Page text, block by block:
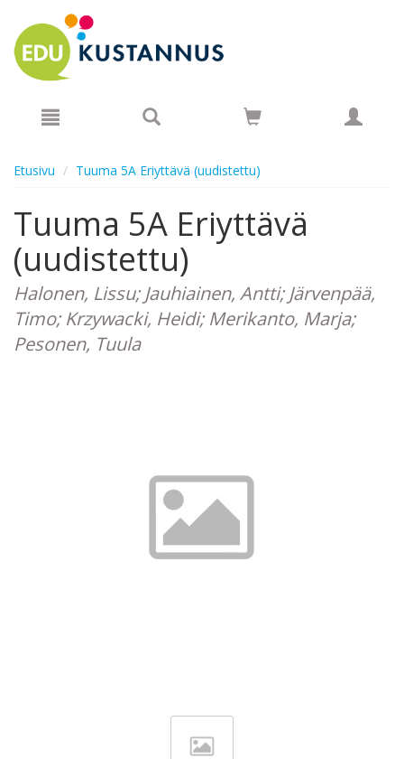
Etusivu Tuuma 5A Eriyttävä (uudistettu)
Tuuma 5A Eriyttävä
(uudistettu)
Halonen, Lissu; Jauhiainen, Antti; Järvenpää,
Timo; Krzywacki, Heidi; Merikanto, Marja;
Pesonen, Tuula